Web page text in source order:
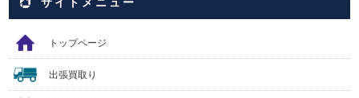
トップページ
出張買取り